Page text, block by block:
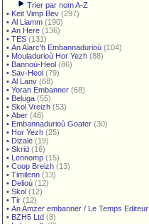
Trier par nom A-Z
• Keit Vimp Bev (297)
• Al Liamm (190)
• An Here (136)
• TES (131)
• An Alarc'h Embannadurioù (104)
• Mouladurioù Hor Yezh (88)
• Bannoù-Heol (86)
• Sav-Heol (79)
• Al Lanv (68)
• Yoran Embanner (68)
• Beluga (55)
• Skol Vreizh (53)
• Aber (48)
• Embannadurioù Goater (30)
• Hor Yezh (25)
• Dizale (19)
• Skrid (16)
• Lennomp (15)
• Coop Breizh (13)
• Timilenn (13)
• Delioù (12)
• Skol (12)
• Tir (12)
• An Amzer embanner / Le Temps Editeur
• BZH5 Ltd (8)